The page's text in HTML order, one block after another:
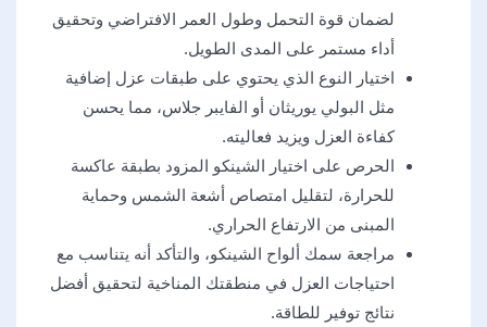
لضمان قوة التحمل وطول العمر الافتراضي وتحقيق
أداء مستمر على المدى الطويل.
اختيار النوع الذي يحتوي على طبقات عزل إضافية
مثل البولي يوريثان أو الفايبر جلاس، مما يحسن
كفاءة العزل ويزيد فعاليته.
الحرص على اختيار الشينكو المزود بطبقة عاكسة
للحرارة، لتقليل امتصاص أشعة الشمس وحماية
المبنى من الارتفاع الحراري.
مراجعة سمك ألواح الشينكو، والتأكد أنه يتناسب مع
احتياجات العزل في منطقتك المناخية لتحقيق أفضل
نتائج توفير للطاقة.